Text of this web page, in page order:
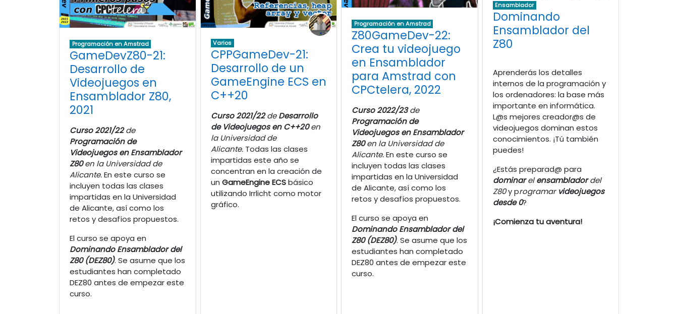
Programación en Amstrad
GameDevZ80-21:
Desarrollo de
Videojuegos en
Ensamblador Z80,
2021
Curso 2021/22de
Programación de
Videojuegos en Ensamblador
Z80en la Universidad de
Alicante.En este curso se
incluyen todas las clases
impartidas en la Universidad
de Alicante, así como los
retos y desafíos propuestos.
El curso se apoya en
Dominando Ensamblador del
Z80 (DEZ80). Se asume que los
estudiantes han completado
DEZ80 antes de empezar este
curso.
Varios
CPPGameDev-21:
Desarrollo de un
GameEngine ECS en
C++20
Curso 2021/22deDesarrollo
de Videojuegos en C++20en
la Universidad de
Alicante.Todas las clases
impartidas este año se
concentran en la creación de
un GameEngine ECSbásico
utilizando Irrlicht como motor
gráfico.
Programación en Amstrad
Z80GameDev-22:
Crea tu videojuego
en Ensamblador
para Amstrad con
CPCtelera, 2022
Curso 2022/23de
Programación de
Videojuegos en Ensamblador
Z80en la Universidad de
Alicante.En este curso se
incluyen todas las clases
impartidas en la Universidad
de Alicante, así como los
retos y desafíos propuestos.
El curso se apoya en
Dominando Ensamblador del
Z80 (DEZ80). Se asume que los
estudiantes han completado
DEZ80 antes de empezar este
curso.
Ensamblador
Dominando
Ensamblador del
Z80
Aprenderás los detalles
internos de la programación y
los ordenadores: la base más
importante en informática.
L@s mejores creador@s de
videojuegos dominan estos
conocimientos. ¡Tú también
puedes!
¿Estás preparad@ para
dominarelensambladordel
Z80y programar videojuegos
desde 0?
¡Comienza tu aventura!